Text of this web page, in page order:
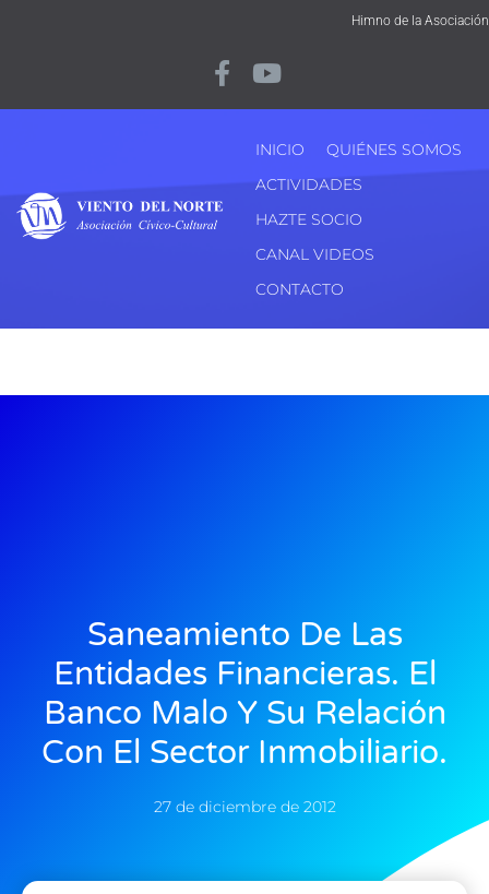
Himno de la Asociación
INICIO
QUIÉNES SOMOS
ACTIVIDADES
HAZTE SOCIO
CANAL VIDEOS
CONTACTO
Saneamiento De Las
Entidades Financieras. El
Banco Malo Y Su Relación
Con El Sector Inmobiliario.
27 de diciembre de 2012